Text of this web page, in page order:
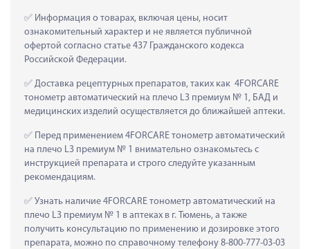
Информация о товарах, включая цены, носит
ознакомительный характер и не является публичной
офертой согласно статье 437 Гражданского кодекса
Российской Федерации.
Доставка рецептурных препаратов, таких как  4FORCARE
тонометр автоматический на плечо L3 премиум № 1, БАД и
медицинских изделий осуществляется до ближайшей аптеки.
Перед применением 4FORCARE тонометр автоматический
на плечо L3 премиум № 1 внимательно ознакомьтесь с
инструкцией препарата и строго следуйте указанным
рекомендациям.
Узнать наличие 4FORCARE тонометр автоматический на
плечо L3 премиум № 1 в аптеках в г. Тюмень, а также
получить консультацию по применению и дозировке этого
препарата, можно по справочному телефону 8-800-777-03-03